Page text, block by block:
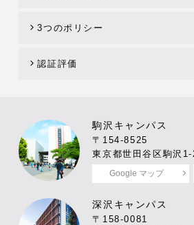
3つのポリシー
認証評価
駒沢キャンパス
〒154-8525
東京都世田谷区駒沢
Google マップ
深沢キャンパス
〒158-0081